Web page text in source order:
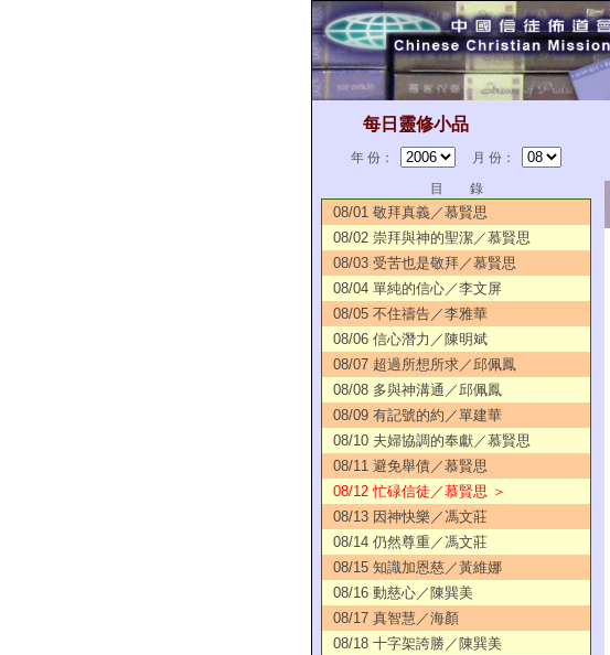
每日靈修小品
年 份：
月 份：
目 錄
08/01 敬拜真義／慕賢思
08/02 崇拜與神的聖潔／慕賢思
08/03 受苦也是敬拜／慕賢思
08/04 單純的信心／李文屏
08/05 不住禱告／李雅華
08/06 信心潛力／陳明斌
08/07 超過所想所求／邱佩鳳
08/08 多與神溝通／邱佩鳳
08/09 有記號的約／單建華
08/10 夫婦協調的奉獻／慕賢思
08/11 避免舉債／慕賢思
08/12 忙碌信徒／慕賢思 ＞
08/13 因神快樂／馮文莊
08/14 仍然尊重／馮文莊
08/15 知識加恩慈／黃維娜
08/16 動慈心／陳巽美
08/17 真智慧／海顏
08/18 十字架誇勝／陳巽美